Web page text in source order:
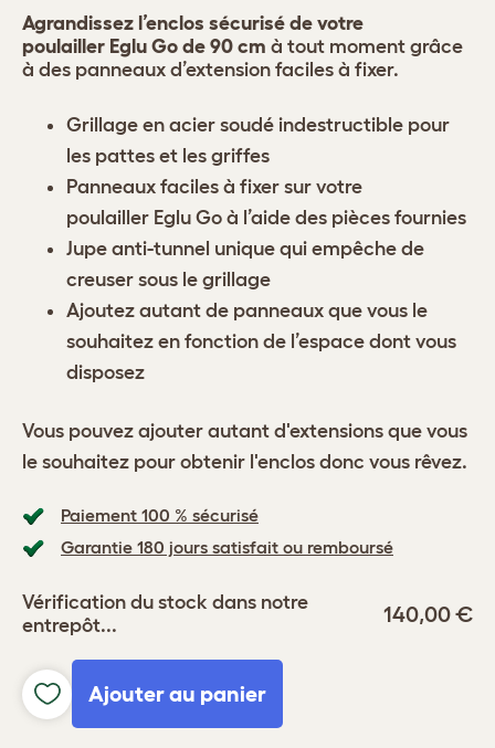
Paiement 100 % sécurisé
Garantie 180 jours satisfait ou remboursé
Vérification du stock dans notre
entrepôt...
140,00 €
Ajouter au panier
Agrandissez l’enclos sécurisé de votre
poulailler Eglu Go de 90 cm à tout moment grâce
à des panneaux d’extension faciles à fixer.
Grillage en acier soudé indestructible pour
les pattes et les griffes
Panneaux faciles à fixer sur votre
poulailler Eglu Go à l’aide des pièces fournies
Jupe anti-tunnel unique qui empêche de
creuser sous le grillage
Ajoutez autant de panneaux que vous le
souhaitez en fonction de l’espace dont vous
disposez
Vous pouvez ajouter autant d'extensions que vous
le souhaitez pour obtenir l'enclos donc vous rêvez.